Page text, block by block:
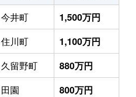
今井町
1,500万円
住川町
1,100万円
久留野町
880万円
田園
800万円